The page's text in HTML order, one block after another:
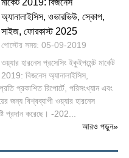
অ্যানালাইসিস, ওভারভিউ, স্কোপ,
সাইজ, ফোরকাস্ট 2025
পোস্টের সময়: 05-09-2019
ওয়্যার হারনেস প্রসেসিং ইকুইপমেন্ট মার্কেট
2019: বিজনেস অ্যানালাইসিস,
প্রকাশিত রিপোর্টে, পরিসংখ্যান এবং
জন্য বিশ্বব্যাপী ওয়্যার হারনেস
প্রদান করেছে। -202...
আরও পড়ুন»